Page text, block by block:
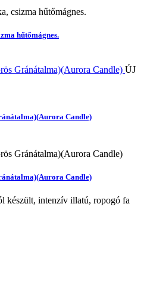
hűtőmágnes.
ÚJ
Candle)
Candle)
készült, intenzív illatú, ropogó fa